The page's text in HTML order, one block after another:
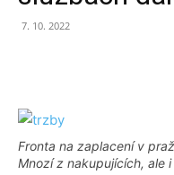
7. 10. 2022
Fronta na zaplacení v
Mnozí z nakupujících, ale